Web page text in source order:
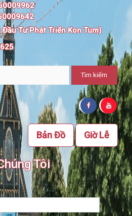
Tư Phát Triển Kon Tum)
Giờ Lễ
Bản Đồ
Tôi